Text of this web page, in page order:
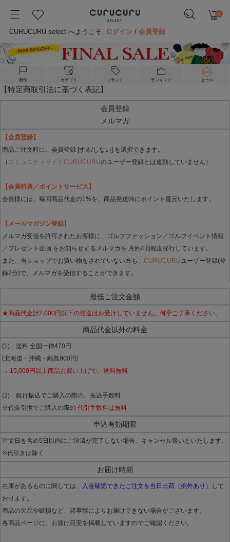
0
CURUCURU select へようこそ ログイン /会員登録
新作 カテゴリ ブランド ランキング セール
【特定商取引法に基づく表記】
会員登録
メルマガ
【会員登録】
商品ご注文時に、会員登録 [する/しない] を選択できます。
（ コミュニティサイトCURUCURUのユーザー登録とは連動していません）
【会員特典／ポイントサービス】
会員様には、毎回商品代金の1%を、商品発送時にポイント還元いたします。
【メールマガジン登録】
メルマガ受信を許可されたお客様に、ゴルフファッション／ゴルフイベント情報
／プレゼント企画 をお知らせするメルマガを 月約4回程度発行しています。
また、当ショップでお買い物をされていない方も、 CURUCURUユーザー登録(登
録2分)で、メルマガを受信することができます。
最低ご注文金額
★商品代金計2,000円以下の発送はお受けしていません。何卒ご了承ください。
商品代金以外の料金
(1) 送料 全国一律470円
(北海道・沖縄・離島900円)
→ 15,000円以上商品お買い上げで、送料無料
(2) 銀行振込でご購入の際の、振込手数料
※代金引換でご購入の際の 代引手数料は無料
申込有効期限
注文日を含め5日以内にご決済が完了しない場合、キャンセル扱いといたします。
※代引きは除く
お届け時期
在庫があるものに関しては、 入金確認できたご注文を当日出荷（例外あり）
して
おります。
商品の欠品や破損など、諸事情によりお届けできない場合がございます。
各商品ページに、お届け目安を掲載していますのでご確認ください。